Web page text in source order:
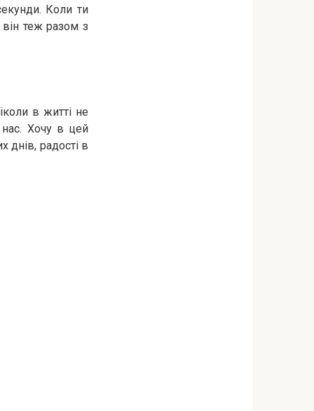
Коли ти
теж разом з
в житті не
Хочу в цей
днів, радості в